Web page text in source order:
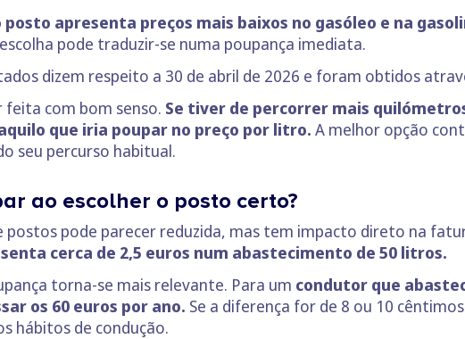
posto apresenta preços mais baixos no gasóleo e na
pode traduzir-se numa poupança imediata.
dizem respeito a 30 de abril de 2026 e foram obtidos
feita com bom senso. Se tiver de percorrer mais
que iria poupar no preço por litro. A melhor opção
seu percurso habitual.
ao escolher o posto certo?
postos pode parecer reduzida, mas tem impacto direto na
cerca de 2,5 euros num abastecimento de 50 litros.
torna-se mais relevante. Para um condutor que
os 60 euros por ano. Se a diferença for de 8 ou 10
hábitos de condução.